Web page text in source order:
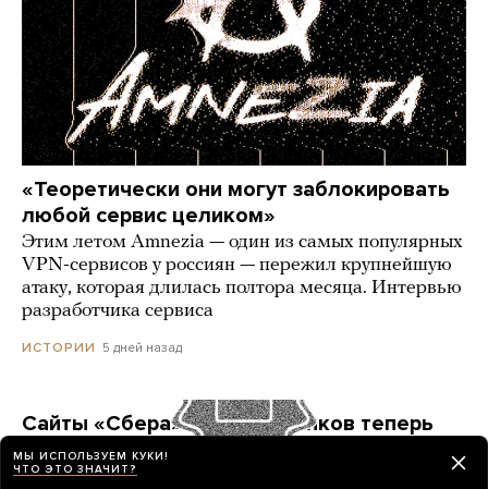
«Теоретически они могут заблокировать
любой сервис целиком»
Этим летом Amnezia — один из самых популярных
VPN-сервисов у россиян — пережил крупнейшую
атаку, которая длилась полтора месяца. Интервью
разработчика сервиса
ИСТОРИИ 5 дней назад
Сайты «Сбера» и других банков теперь
можно открыть только в российских
браузерах. Это опасно? И какой браузер
МЫ ИСПОЛЬЗУЕМ КУКИ!
ЧТО ЭТО ЗНАЧИТ?